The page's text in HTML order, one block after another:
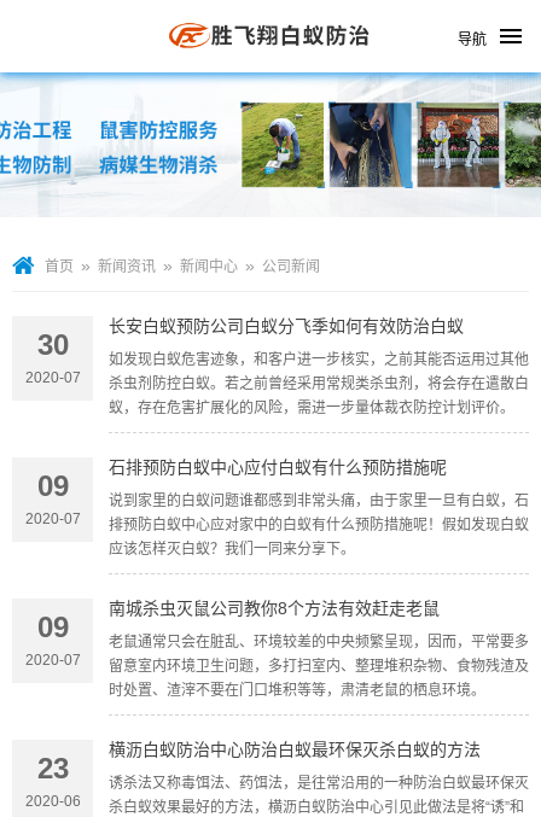
导航
首页 » 新闻资讯 » 新闻中心 » 公司新闻
30
2020-07
长安白蚁预防公司白蚁分飞季如何有效防治白蚁
如发现白蚁危害迹象，和客户进一步核实，之前其能否运用过其他
杀虫剂防控白蚁。若之前曾经采用常规类杀虫剂，将会存在遣散白
蚁，存在危害扩展化的风险，需进一步量体裁衣防控计划评价。
09
2020-07
石排预防白蚁中心应付白蚁有什么预防措施呢
说到家里的白蚁问题谁都感到非常头痛，由于家里一旦有白蚁，石
排预防白蚁中心应对家中的白蚁有什么预防措施呢！假如发现白蚁
应该怎样灭白蚁？我们一同来分享下。
09
2020-07
南城杀虫灭鼠公司教你8个方法有效赶走老鼠
老鼠通常只会在脏乱、环境较差的中央频繁呈现，因而，平常要多
留意室内环境卫生问题，多打扫室内、整理堆积杂物、食物残渣及
时处置、渣滓不要在门口堆积等等，肃清老鼠的栖息环境。
23
2020-06
横沥白蚁防治中心防治白蚁最环保灭杀白蚁的方法
诱杀法又称毒饵法、药饵法，是往常沿用的一种防治白蚁最环保灭
杀白蚁效果最好的方法，横沥白蚁防治中心引见此做法是将“诱”和